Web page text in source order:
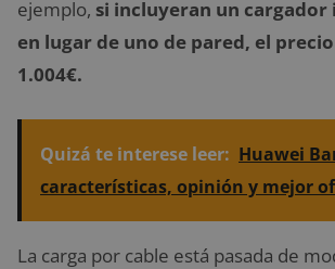
ejemplo, si incluyeran un
en lugar de uno de pared, el
1.004€.
Quizá te interese leer: Huawei
características, opinión y mejor
La carga por cable está pasada de